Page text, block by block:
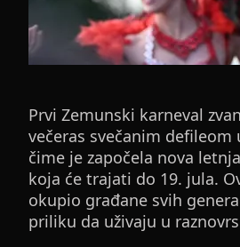
Prvi Zemunski karneval
večeras svečanim defileom
čime je započela nova
koja će trajati do 19. jula.
okupio građane svih
priliku da uživaju u